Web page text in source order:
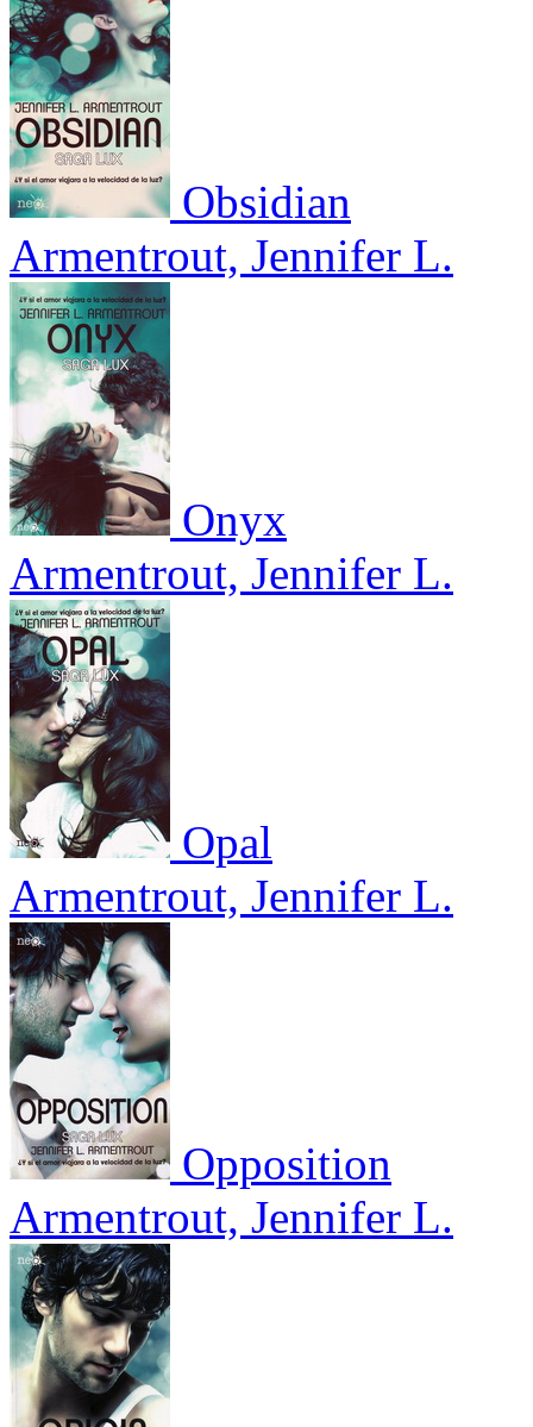
Obsidian
Armentrout, Jennifer L.
Onyx
Armentrout, Jennifer L.
Opal
Armentrout, Jennifer L.
Opposition
Armentrout, Jennifer L.